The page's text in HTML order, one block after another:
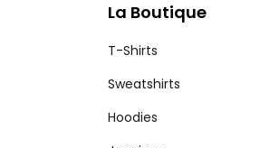
La Boutique
T-Shirts
Sweatshirts
Hoodies